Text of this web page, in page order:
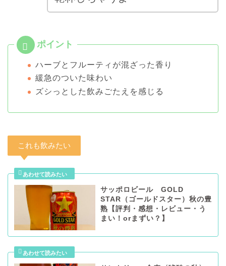
ハーブとフルーティが混ざった香り
緩急のついた味わい
ズシっとした飲みごたえを感じる
これも飲みたい
サッポロビール GOLD
STAR（ゴールドスター）秋の豊
熟【評判・感想・レビュー・う
まい！orまずい？】